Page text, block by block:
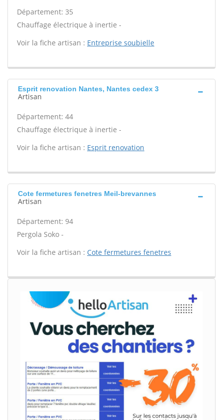
Département: 35
Chauffage électrique à inertie -
Voir la fiche artisan : Entreprise soubielle
Esprit renovation Nantes, Nantes cedex 3
Artisan
Département: 44
Chauffage électrique à inertie -
Voir la fiche artisan : Esprit renovation
Cote fermetures fenetres Meil-brevannes
Artisan
Département: 94
Pergola Soko -
Voir la fiche artisan : Cote fermetures fenetres